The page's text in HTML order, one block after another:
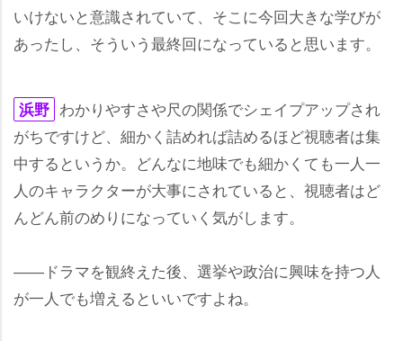
いけないと意識されていて、そこに今回大きな学びが
あったし、そういう最終回になっていると思います。
浜野 わかりやすさや尺の関係でシェイプアップされ
がちですけど、細かく詰めれば詰めるほど視聴者は集
中するというか。どんなに地味でも細かくても一人一
人のキャラクターが大事にされていると、視聴者はど
んどん前のめりになっていく気がします。
――ドラマを観終えた後、選挙や政治に興味を持つ人
が一人でも増えるといいですよね。